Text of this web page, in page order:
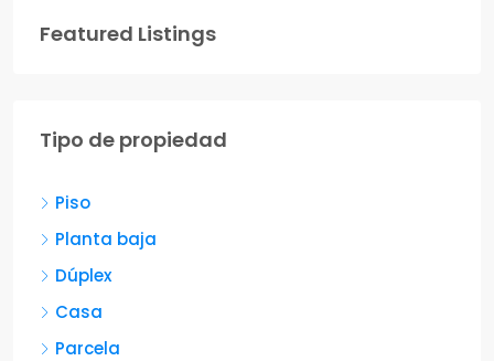
Featured Listings
Tipo de propiedad
Piso
Planta baja
Dúplex
Casa
Parcela